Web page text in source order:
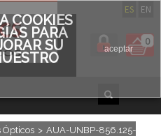
ES EN
0
Ópticos > AUA-UNBP-856.125-
COOKIES
PARA
SU aceptar